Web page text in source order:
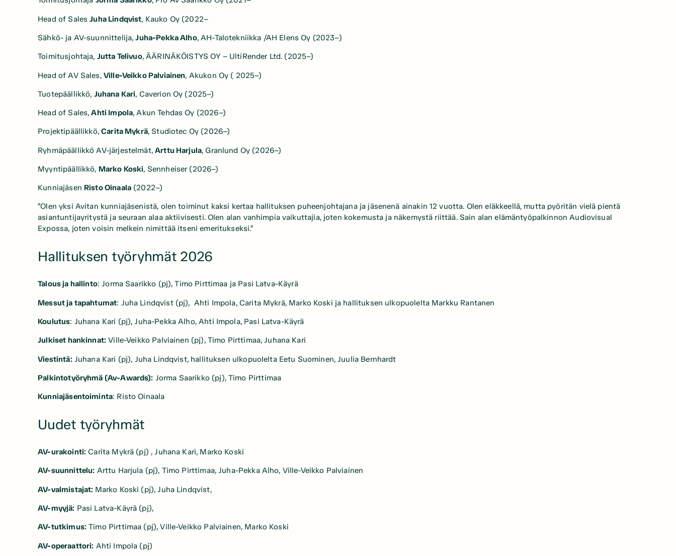
Head of SalesJuha Lindqvist, Kauko Oy (2022–
Sähkö- ja AV-suunnittelija,Juha-Pekka Alho, AH-Talotekniikka /AH Elens Oy (2023–)
Toimitusjohtaja, Jutta Telivuo, ÄÄRINÄKÖISTYS OY – UltiRender Ltd. (2025–)
Head of AV Sales, Ville-Veikko Palviainen, Akukon Oy ( 2025–)
Tuotepäällikkö, Juhana Kari, Caverion Oy (2025–)
Head of Sales,Ahti Impola, Akun Tehdas Oy (2026–)
Projektipäällikkö,Carita Mykrä, Studiotec Oy (2026–)
Ryhmäpäällikkö AV-järjestelmät,Arttu Harjula, Granlund Oy (2026–)
Myyntipäällikkö, Marko Koski, Sennheiser (2026–)
Kunniajäsen Risto Oinaala (2022–)
”Olen yksi Avitan kunniajäsenistä, olen toiminut kaksi kertaa hallituksen puheenjohtajana ja jäsenenä ainakin 12 vuotta. Olen eläkkeellä, mutta pyöritän vielä pientä
asiantuntijayritystä ja seuraan alaa aktiivisesti. Olen alan vanhimpia vaikuttajia, joten kokemusta ja näkemystä riittää. Sain alan elämäntyöpalkinnon Audiovisual
Expossa, joten voisin melkein nimittää itseni emeritukseksi.”
Hallituksen työryhmät 2026
Talous ja hallinto: Jorma Saarikko (pj), Timo Pirttimaa ja Pasi Latva-Käyrä
Messut ja tapahtumat: Juha Lindqvist (pj), Ahti Impola, Carita Mykrä, Marko Koski ja hallituksen ulkopuolelta Markku Rantanen
Koulutus: Juhana Kari (pj), Juha-Pekka Alho, Ahti Impola, Pasi Latva-Käyrä
Julkiset hankinnat: Ville-Veikko Palviainen (pj), Timo Pirttimaa, Juhana Kari
Viestintä: Juhana Kari (pj), Juha Lindqvist, hallituksen ulkopuolelta Eetu Suominen, Juulia Bernhardt
Palkintotyöryhmä (Av-Awards): Jorma Saarikko (pj), Timo Pirttimaa
Kunniajäsentoiminta: Risto Oinaala
Uudet työryhmät
AV-urakointi: Carita Mykrä (pj) , Juhana Kari, Marko Koski
AV-suunnittelu: Arttu Harjula (pj), Timo Pirttimaa, Juha-Pekka Alho, Ville-Veikko Palviainen
AV-valmistajat: Marko Koski (pj), Juha Lindqvist,
AV-myyjä: Pasi Latva-Käyrä (pj),
AV-tutkimus: Timo Pirttimaa (pj), Ville-Veikko Palviainen, Marko Koski
AV-operaattori: Ahti Impola (pj)